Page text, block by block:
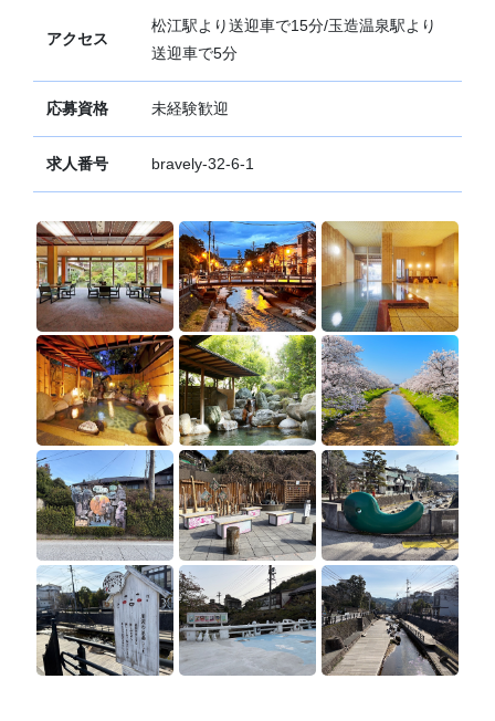
アクセス
松江駅より送迎車で15分/玉造温泉駅より
送迎車で5分
応募資格 未経験歓迎
求人番号 bravely-32-6-1